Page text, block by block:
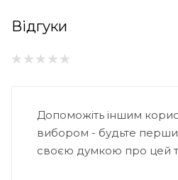
Відгуки
Допоможіть іншим
вибором - будьте
своєю думкою про цей